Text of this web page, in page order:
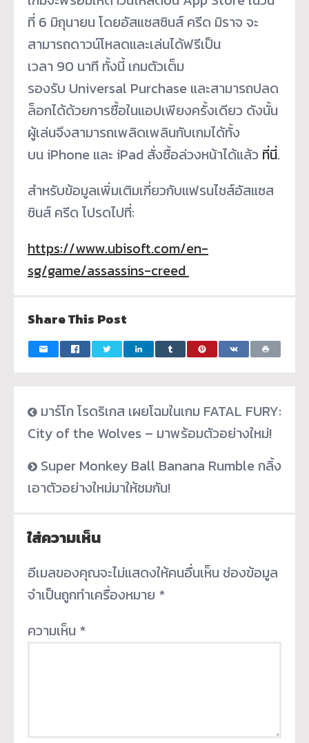
ที่ 6 มิถุนายน โดยอัสแซสซินส์ ครีด มิราจ จะ
สามารถดาวน์โหลดและเล่นได้ฟรีเป็น
เวลา 90 นาที ทั้งนี้ เกมตัวเต็ม
รองรับ Universal Purchase และสามารถปลด
ล็อกได้ด้วยการซื้อในแอปเพียงครั้งเดียว ดังนั้น
ผู้เล่นจึงสามารถเพลิดเพลินกับเกมได้ทั้ง
บน iPhone และ iPad สั่งซื้อล่วงหน้าได้แล้ว ที่นี่.
สำหรับข้อมูลเพิ่มเติมเกี่ยวกับแฟรนไชส์อัสแซส
ซินส์ ครีด โปรดไปที่:
https://www.ubisoft.com/en-
sg/game/assassins-creed
Share This Post
มาร์โก โรดริเกส เผยโฉมในเกม FATAL FURY:
City of the Wolves – มาพร้อมตัวอย่างใหม่!
Super Monkey Ball Banana Rumble กลิ้ง
เอาตัวอย่างใหม่มาให้ชมกัน!
ใส่ความเห็น
อีเมลของคุณจะไม่แสดงให้คนอื่นเห็น ช่องข้อมูล
จำเป็นถูกทำเครื่องหมาย *
ความเห็น *